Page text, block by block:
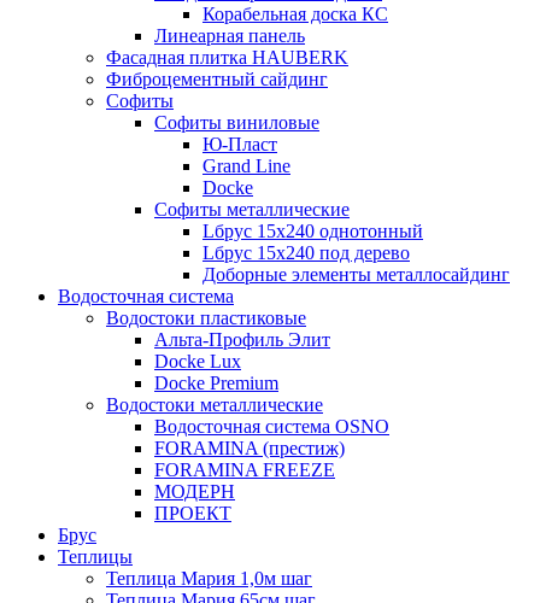
Корабельная доска КС
Линеарная панель
Фасадная плитка HAUBERK
Фиброцементный сайдинг
Софиты
Софиты виниловые
Ю-Пласт
Grand Line
Docke
Софиты металлические
Lбрус 15x240 однотонный
Lбрус 15x240 под дерево
Доборные элементы металлосайдинг
Водосточная система
Водостоки пластиковые
Альта-Профиль Элит
Docke Lux
Docke Premium
Водостоки металлические
Водосточная система OSNO
FORAMINA (престиж)
FORAMINA FREEZE
МОДЕРН
ПРОЕКТ
Брус
Теплицы
Теплица Мария 1,0м шаг